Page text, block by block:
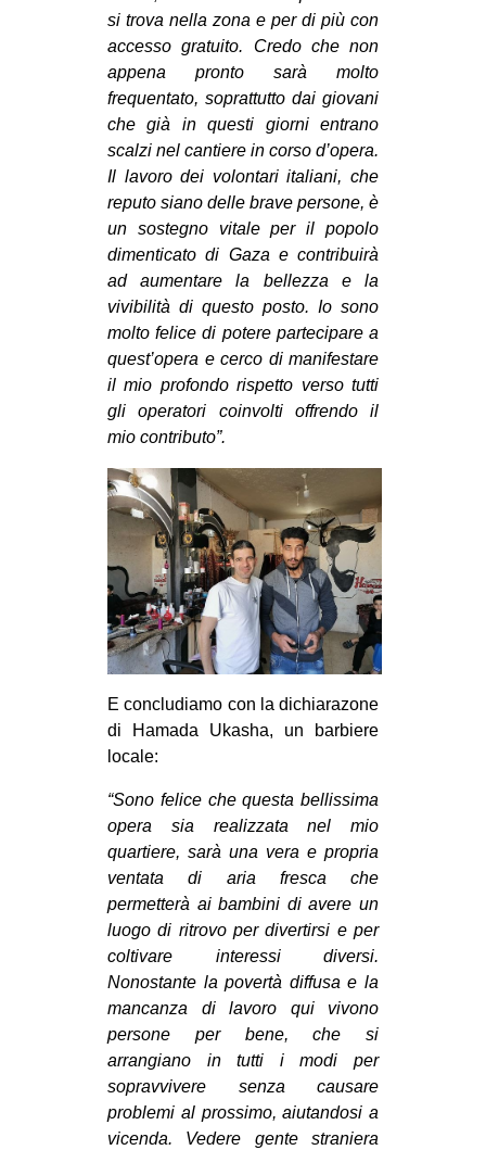
si trova nella zona e per di più con
accesso gratuito. Credo che non
appena pronto sarà molto
frequentato, soprattutto dai giovani
che già in questi giorni entrano
scalzi nel cantiere in corso d’opera.
Il lavoro dei volontari italiani, che
reputo siano delle brave persone, è
un sostegno vitale per il popolo
dimenticato di Gaza e contribuirà
ad aumentare la bellezza e la
vivibilità di questo posto. Io sono
molto felice di potere partecipare a
quest’opera e cerco di manifestare
il mio profondo rispetto verso tutti
gli operatori coinvolti offrendo il
mio contributo”.
E concludiamo con la dichiarazone
di Hamada Ukasha, un barbiere
locale:
“Sono felice che questa bellissima
opera sia realizzata nel mio
quartiere, sarà una vera e propria
ventata di aria fresca che
permetterà ai bambini di avere un
luogo di ritrovo per divertirsi e per
coltivare interessi diversi.
Nonostante la povertà diffusa e la
mancanza di lavoro qui vivono
persone per bene, che si
arrangiano in tutti i modi per
sopravvivere senza causare
problemi al prossimo, aiutandosi a
vicenda. Vedere gente straniera